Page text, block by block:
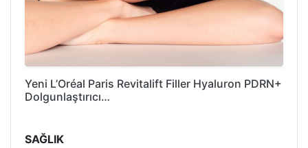
Yeni L’Oréal Paris Revitalift Filler Hyaluron PDRN+
Dolgunlaştırıcı…
SAĞLIK